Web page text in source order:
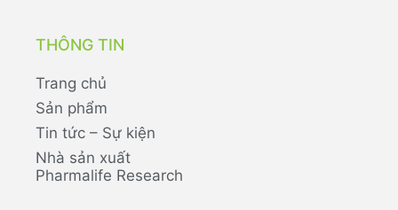
THÔNG TIN
Trang chủ
Sản phẩm
Tin tức – Sự kiện
Nhà sản xuất
Pharmalife Research